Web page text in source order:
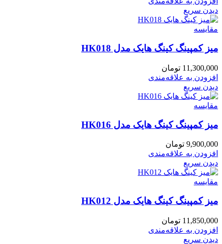
دیدن سریع
مقایسه
میز کمپینگ کینگ هایک مدل HK018
11,300,000 تومان
افزودن به علاقه‌مندی
دیدن سریع
مقایسه
میز کمپینگ کینگ هایک مدل HK016
9,900,000 تومان
افزودن به علاقه‌مندی
دیدن سریع
مقایسه
میز کمپینگ کینگ هایک مدل HK012
11,850,000 تومان
افزودن به علاقه‌مندی
دیدن سریع